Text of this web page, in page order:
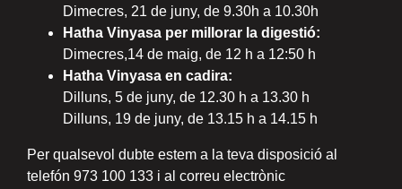
Dimecres, 21 de juny, de 9.30h a 10.30h
Hatha Vinyasa per millorar la digestió:
Dimecres,14 de maig, de 12 h a 12:50 h
Hatha Vinyasa en cadira:
Dilluns, 5 de juny, de 12.30 h a 13.30 h
Dilluns, 19 de juny, de 13.15 h a 14.15 h
Per qualsevol dubte estem a la teva disposició al
telefón 973 100 133 i al correu electrònic